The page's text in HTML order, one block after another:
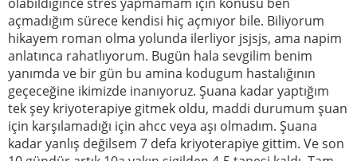
açmadığım sürece kendisi hiç açmıyor bile. Biliyorum
hikayem roman olma yolunda ilerliyor jsjsjs, ama napim
anlatınca rahatlıyorum. Bugün hala sevgilim benim
yanımda ve bir gün bu amina kodugum hastalığının
geçeceğine ikimizde inanıyoruz. Şuana kadar yaptığım
tek şey kriyoterapiye gitmek oldu, maddi durumum şuan
için karşılamadığı için ahcc veya aşı olmadım. Şuana
kadar yanlış değilsem 7 defa kriyoterapiye gittim. Ve son